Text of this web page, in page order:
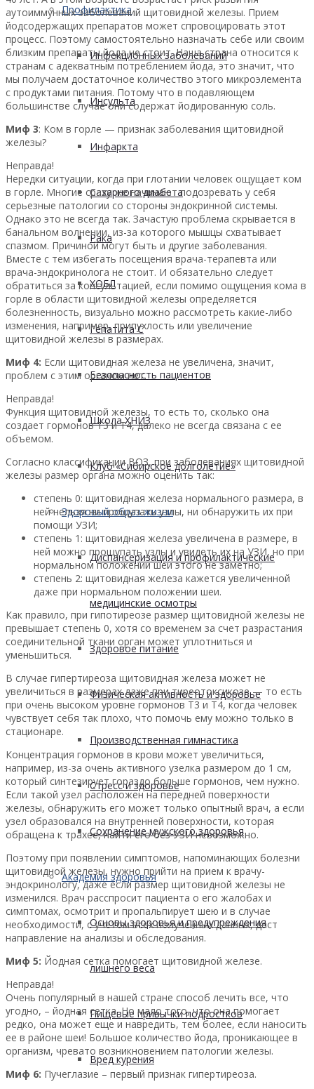
Профилактика
Инфекционных заболеваний
Инсульта
Инфаркта
Сахарного диабета
Рака
ХОБЛ
Гепатита С
Безопасность пациентов
Школа ХНИЗ
Клуб «Сибирское долголетие»
Здоровый образ жизни
Диспансеризация и профилактические
медицинские осмотры
Здоровое питание
Физическая активность и здоровье
Производственная гимнастика
Стресс и здоровье
Сохранение мужского здоровья
Академия здоровья
Основы здоровья и предупреждения
лишнего веса
Пищевые привычки подростков
Вред курения
аутоиммунных заболеваний щитовидной железы. Прием
йодсодержащих препаратов может спровоцировать этот
процесс. Поэтому самостоятельно назначать себе или своим
близким препараты йода не стоит. Наша страна относится к
странам с адекватным потреблением йода, это значит, что
мы получаем достаточное количество этого микроэлемента
с продуктами питания. Потому что в подавляющем
большинстве случае они содержат йодированную соль.
Миф 3: Ком в горле — признак заболевания щитовидной
железы?
Неправда!
Нередки ситуации, когда при глотании человек ощущает ком
в горле. Многие сразу же начинают подозревать у себя
серьезные патологии со стороны эндокринной системы.
Однако это не всегда так. Зачастую проблема скрывается в
банальном волнении, из-за которого мышцы схватывает
спазмом. Причиной могут быть и другие заболевания.
Вместе с тем избегать посещения врача-терапевта или
врача-эндокринолога не стоит. И обязательно следует
обратиться за консультацией, если помимо ощущения кома в
горле в области щитовидной железы определяется
болезненность, визуально можно рассмотреть какие-либо
изменения, например, припухлость или увеличение
щитовидной железы в размерах.
Миф 4: Если щитовидная железа не увеличена, значит,
проблем с этим органом нет.
Неправда!
Функция щитовидной железы, то есть то, сколько она
создает гормонов Т3 и Т4, далеко не всегда связана с ее
объемом.
Согласно классификации ВОЗ, при заболеваниях щитовидной
железы размер органа можно оценить так:
степень 0: щитовидная железа нормального размера, в
ней нельзя ни прощупать узлы, ни обнаружить их при
помощи УЗИ;
степень 1: щитовидная железа увеличена в размере, в
ней можно прощупать узлы и увидеть их на УЗИ, но при
нормальном положении шеи этого не заметно;
степень 2: щитовидная железа кажется увеличенной
даже при нормальном положении шеи.
Как правило, при гипотиреозе размер щитовидной железы не
превышает степень 0, хотя со временем за счет разрастания
соединительной ткани орган может уплотниться и
уменьшиться.
В случае гипертиреоза щитовидная железа может не
увеличиться в размерах даже при тиреотоксикозе — то есть
при очень высоком уровне гормонов Т3 и Т4, когда человек
чувствует себя так плохо, что помочь ему можно только в
стационаре.
Концентрация гормонов в крови может увеличиться,
например, из-за очень активного узелка размером до 1 см,
который синтезирует гораздо больше гормонов, чем нужно.
Если такой узел расположен на передней поверхности
железы, обнаружить его может только опытный врач, а если
узел образовался на внутренней поверхности, которая
обращена к трахее, найти его без УЗИ невозможно.
Поэтому при появлении симптомов, напоминающих болезни
щитовидной железы, нужно прийти на прием к врачу-
эндокринологу, даже если размер щитовидной железы не
изменился. Врач расспросит пациента о его жалобах и
симптомах, осмотрит и пропальпирует шею и в случае
необходимости, с учетом всех полученных данных, даст
направление на анализы и обследования.
Миф 5: Йодная сетка помогает щитовидной железе.
Неправда!
Очень популярный в нашей стране способ лечить все, что
угодно, – йодная сетка. Но мало того, что она помогает
редко, она может еще и навредить, тем более, если наносить
ее в районе шеи! Большое количество йода, проникающее в
организм, чревато возникновением патологии железы.
Миф 6: Пучеглазие – первый признак гипертиреоза.